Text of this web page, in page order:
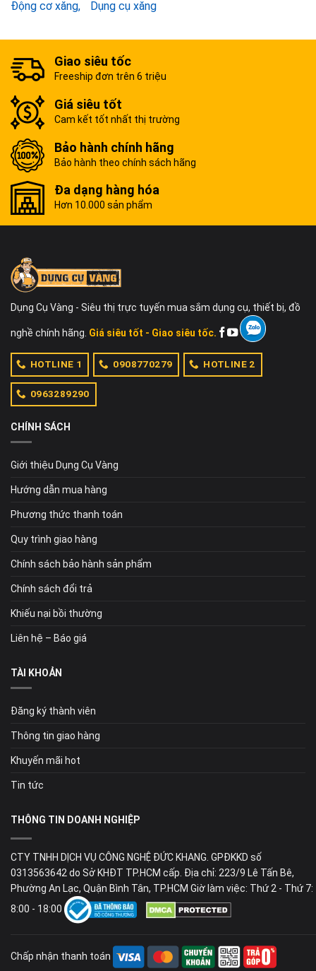
Động cơ xăng Dụng cụ xăng
Giao siêu tốc
Freeship đơn trên 6 triệu
Giá siêu tốt
Cam kết tốt nhất thị trường
Bảo hành chính hãng
Bảo hành theo chính sách hãng
Đa dạng hàng hóa
Hơn 10.000 sản phẩm
Dụng Cụ Vàng - Siêu thị trực tuyến mua sắm dụng cụ, thiết bị, đồ
nghề chính hãng. Giá siêu tốt - Giao siêu tốc.
HOTLINE 1 0908770279 HOTLINE 2
0963289290
CHÍNH SÁCH
Giới thiệu Dụng Cụ Vàng
Hướng dẫn mua hàng
Phương thức thanh toán
Quy trình giao hàng
Chính sách bảo hành sản phẩm
Chính sách đổi trả
Khiếu nại bồi thường
Liên hệ – Báo giá
TÀI KHOẢN
Đăng ký thành viên
Thông tin giao hàng
Khuyến mãi hot
Tin tức
THÔNG TIN DOANH NGHIỆP
CTY TNHH DỊCH VỤ CÔNG NGHỆ ĐỨC KHANG. GPĐKKD số
0313563642 do Sở KHĐT TP.HCM cấp. Địa chỉ: 223/9 Lê Tấn Bê,
Phường An Lạc, Quận Bình Tân, TP.HCM Giờ làm việc: Thứ 2 - Thứ 7:
8:00 - 18:00
Chấp nhận thanh toán